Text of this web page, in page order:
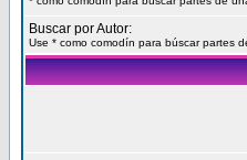
Buscar por Autor:
Use * como comodín para búscar partes